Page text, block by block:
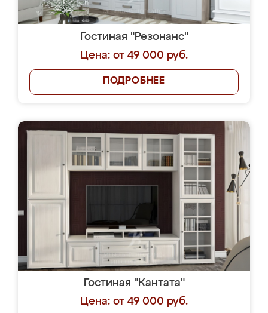
Гостиная "Резонанс"
Цена: от 49 000 руб.
ПОДРОБНЕЕ
Гостиная "Кантата"
Цена: от 49 000 руб.